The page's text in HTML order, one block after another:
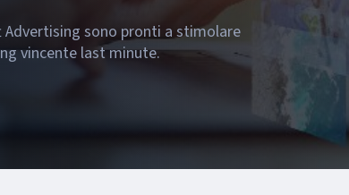
Advertising sono pronti a stimolare
vincente last minute.